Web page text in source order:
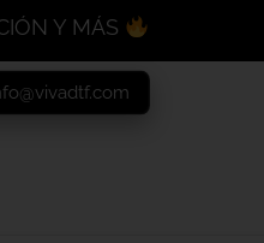
Y MÁS